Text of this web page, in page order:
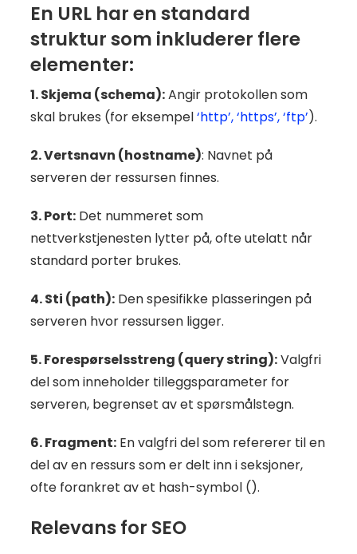
En URL har en standard
struktur som inkluderer flere
elementer:
1. Skjema (schema):Angir protokollen som
skal brukes (for eksempel‘http’, ‘https’, ‘ftp’).
2. Vertsnavn (hostname): Navnet på
serveren der ressursen finnes.
3. Port: Det nummeret som
nettverkstjenesten lytter på, ofte utelatt når
standard porter brukes.
4. Sti (path): Den spesifikke plasseringen på
serveren hvor ressursen ligger.
5. Forespørselsstreng (query string):Valgfri
del som inneholder tilleggsparameter for
serveren, begrenset av et spørsmålstegn.
6. Fragment: En valgfri del som refererer til en
del av en ressurs som er delt inn i seksjoner,
ofte forankret av et hash-symbol ().
Relevans for SEO